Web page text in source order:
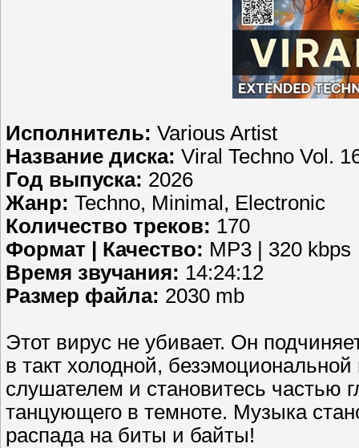
Исполнитель: Various Artist
Название диска: Viral Techno Vol.
Год выпуска: 2026
Жанр: Techno, Minimal, Electronic
Количество треков: 170
Формат | Качество: MP3 | 320 kbps
Время звучания: 14:24:12
Размер файла: 2030 mb
Этот вирус не убивает. Он
в такт холодной,
слушателем и становитесь частью
танцующего в темноте. Музыка
распада на биты и байты!